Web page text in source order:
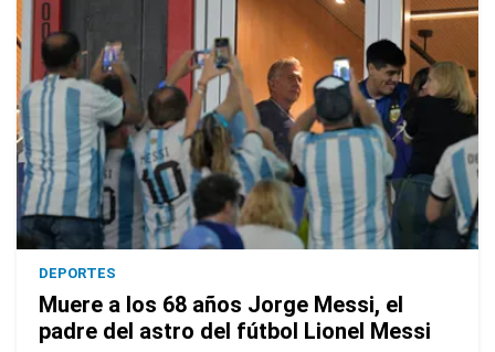
DEPORTES
Muere a los 68 años Jorge Messi, el
padre del astro del fútbol Lionel Messi